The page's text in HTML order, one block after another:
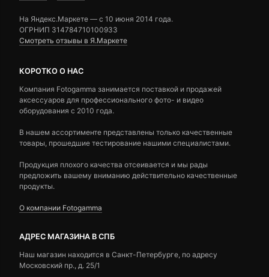
На Яндекс.Маркете — c 10 июня 2014 года.
ОГРНИП 314784710100933
Смотреть отзывы в Я.Маркете
КОРОТКО О НАС
Компания Fotogamma занимается поставкой и продажей
аксессуаров для профессионального фото- и видео
оборудования с 2010 года.
В нашем ассортименте представлены только качественные
товары, прошедшие тестирование нашими специалистами.
Продукция плохого качества отсеивается и мы рады
предложить вашему вниманию действительно качественные
продукты.
О компании Fotogamma
АДРЕС МАГАЗИНА В СПБ
Наш магазин находится в Санкт-Петербурге, по адресу
Московский пр., д. 25/1